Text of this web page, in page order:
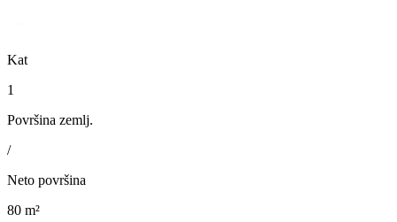
Kat
1
Površina zemlj.
/
Neto površina
80 m²